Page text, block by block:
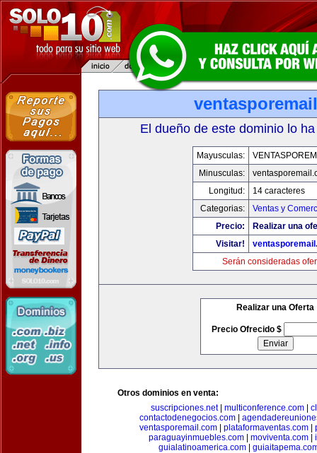
El dueño de este dominio lo
Mayusculas:
Minusculas:
Longitud:
14 caracteres
Categorias:
Ventas y
Precio:
Realizar una
Visitar!
Serán consideradas
Realizar una Oferta
Precio Ofrecido $
Otros dominios en venta:
suscripciones.net| multiconference.com|
contactodenegocios.com|
ventasporemail.com| plataformaventas.com|
paraguayinmuebles.com| moviventa.com|
guialatinoamerica.com